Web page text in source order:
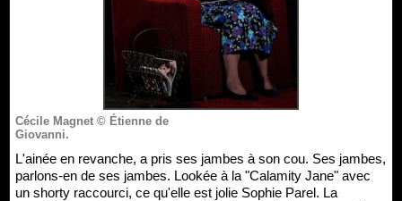
Cécile Magnet © Étienne de
Giovanni.
L'ainée en revanche, a pris ses jambes à son cou. Ses jambes,
parlons-en de ses jambes. Lookée à la "Calamity Jane" avec
un shorty raccourci, ce qu'elle est jolie Sophie Parel. La